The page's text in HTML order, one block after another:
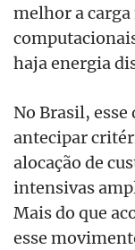
melhor a carga
haja energia
No Brasil, esse
antecipar
alocação de
intensivas
Mais do que
esse